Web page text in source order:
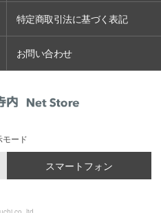
特定商取引法に基づく表記
お問い合わせ
モード
スマートフォン